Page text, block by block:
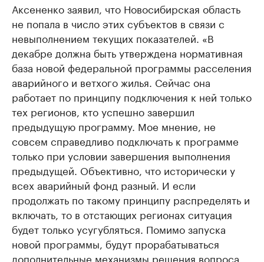
Аксененко заявил, что Новосибирская область
не попала в число этих субъектов в связи с
невыполнением текущих показателей. «В
декабре должна быть утверждена нормативная
база новой федеральной программы расселения
аварийного и ветхого жилья. Сейчас она
работает по принципу подключения к ней только
тех регионов, кто успешно завершил
предыдущую программу. Мое мнение, не
совсем справедливо подключать к программе
только при условии завершения выполнения
предыдущей. Объективно, что исторически у
всех аварийный фонд разный. И если
продолжать по такому принципу распределять и
включать, то в отстающих регионах ситуация
будет только усугубляться. Помимо запуска
новой программы, будут прорабатываться
дополнительные механизмы решения вопроса